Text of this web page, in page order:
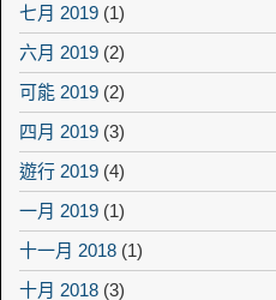
七月 2019 (1)
六月 2019 (2)
可能 2019 (2)
四月 2019 (3)
遊行 2019 (4)
一月 2019 (1)
十一月 2018 (1)
十月 2018 (3)